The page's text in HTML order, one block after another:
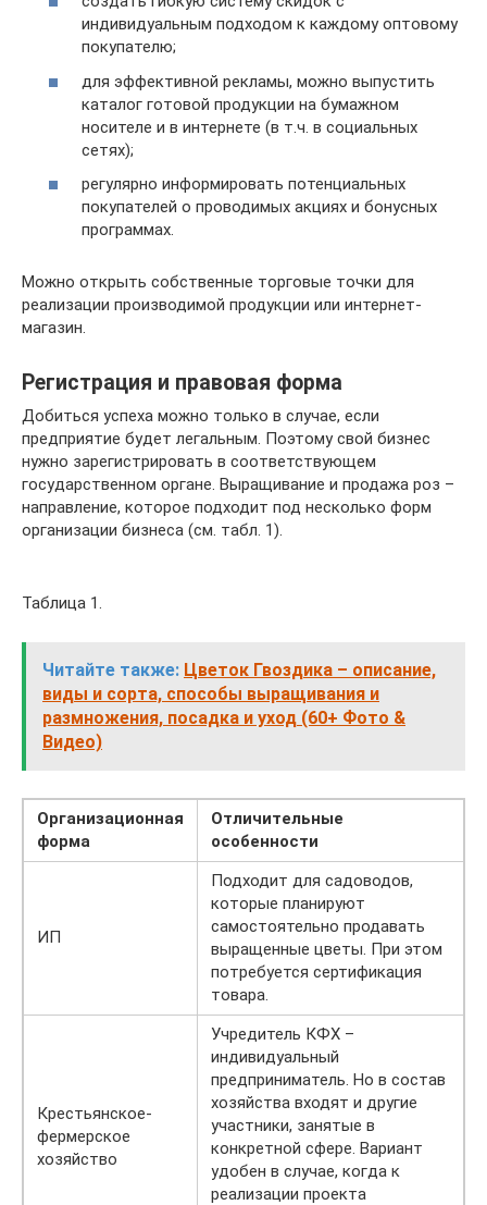
индивидуальным подходом к каждому оптовому
покупателю;
для эффективной рекламы, можно выпустить
каталог готовой продукции на бумажном
носителе и в интернете (в т.ч. в социальных
сетях);
регулярно информировать потенциальных
покупателей о проводимых акциях и бонусных
программах.
Можно открыть собственные торговые точки для
реализации производимой продукции или интернет-
магазин.
Регистрация и правовая форма
Добиться успеха можно только в случае, если
предприятие будет легальным. Поэтому свой бизнес
нужно зарегистрировать в соответствующем
государственном органе. Выращивание и продажа роз –
направление, которое подходит под несколько форм
организации бизнеса (см. табл. 1).
Таблица 1.
Читайте также: Цветок Гвоздика – описание,
виды и сорта, способы выращивания и
размножения, посадка и уход (60+ Фото &
Видео)
Организационная
форма
Отличительные
особенности
ИП
Подходит для садоводов,
которые планируют
самостоятельно продавать
выращенные цветы. При этом
потребуется сертификация
товара.
Крестьянское-
фермерское
хозяйство
Учредитель КФХ –
индивидуальный
предприниматель. Но в состав
хозяйства входят и другие
участники, занятые в
конкретной сфере. Вариант
удобен в случае, когда к
реализации проекта